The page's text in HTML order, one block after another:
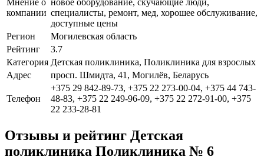
компании специалисты, ремонт, мед, хорошее обслуживание,
доступные цены
Регион
Могилевская область
Рейтинг
3.7
Категория Детская поликлиника, Поликлиника для взрослых
Адрес
просп. Шмидта, 41, Могилёв, Беларусь
Телефон
+375 29 842-89-73, +375 22 273-00-04, +375 44 743-
48-83, +375 22 249-96-09, +375 22 272-91-00, +375
22 233-28-81
Отзывы и рейтинг Детская
поликлиника Поликлиника № 6